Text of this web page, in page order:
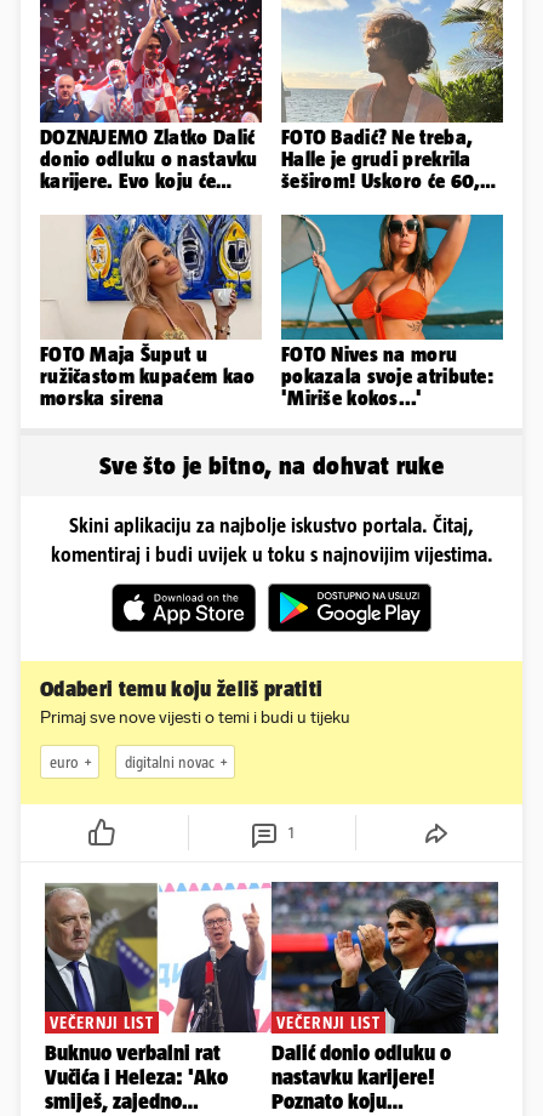
DOZNAJEMO Zlatko Dalić
donio odluku o nastavku
karijere. Evo koju će
FOTO Badić? Ne treba,
Halle je grudi prekrila
šeširom! Uskoro će 60,
FOTO Maja Šuput u
ružičastom kupaćem kao
morska sirena
FOTO Nives na moru
pokazala svoje atribute:
'Miriše kokos...'
Sve što je bitno, na dohvat ruke
Skini aplikaciju za najbolje iskustvo portala. Čitaj,
komentiraj i budi uvijek u toku s najnovijim vijestima.
Odaberi temu koju želiš pratiti
Primaj sve nove vijesti o temi i budi u tijeku
euro digitalni novac
1